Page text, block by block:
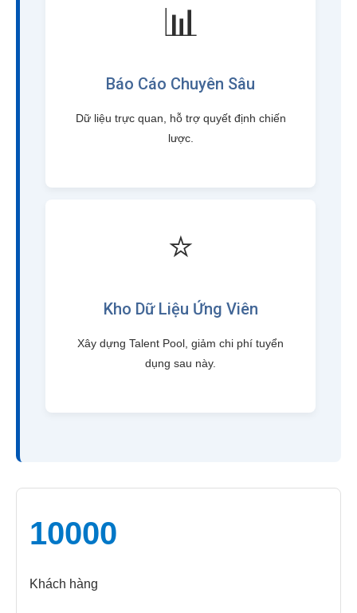
📊
Báo Cáo Chuyên Sâu
Dữ liệu trực quan, hỗ trợ quyết định chiến
lược.
⭐
Kho Dữ Liệu Ứng Viên
Xây dựng Talent Pool, giảm chi phí tuyển
dụng sau này.
10000
Khách hàng